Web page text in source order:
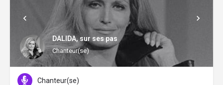
DALIDA, sur ses pas
Chanteur(se)
Chanteur(se)